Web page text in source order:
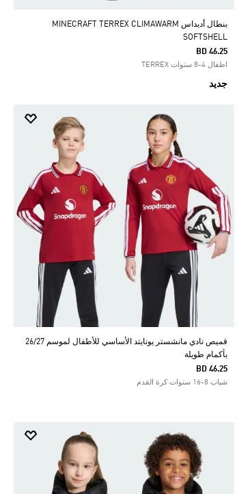
بنطال أديداس MINECRAFT TERREX CLIMAWARM
SOFTSHELL
BD 46.25
اطفال 4-8 سنوات TERREX
جديد
قميص نادي مانشستر يونايتد الأساسي للأطفال لموسم 26/27
بأكمام طويلة
BD 46.25
شباب 8-16 سنوات كرة القدم